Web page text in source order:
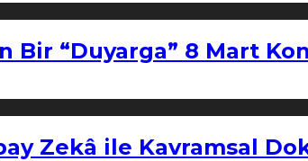
Bir “Duyarga” 8 Mart
Zekâ ile Kavramsal